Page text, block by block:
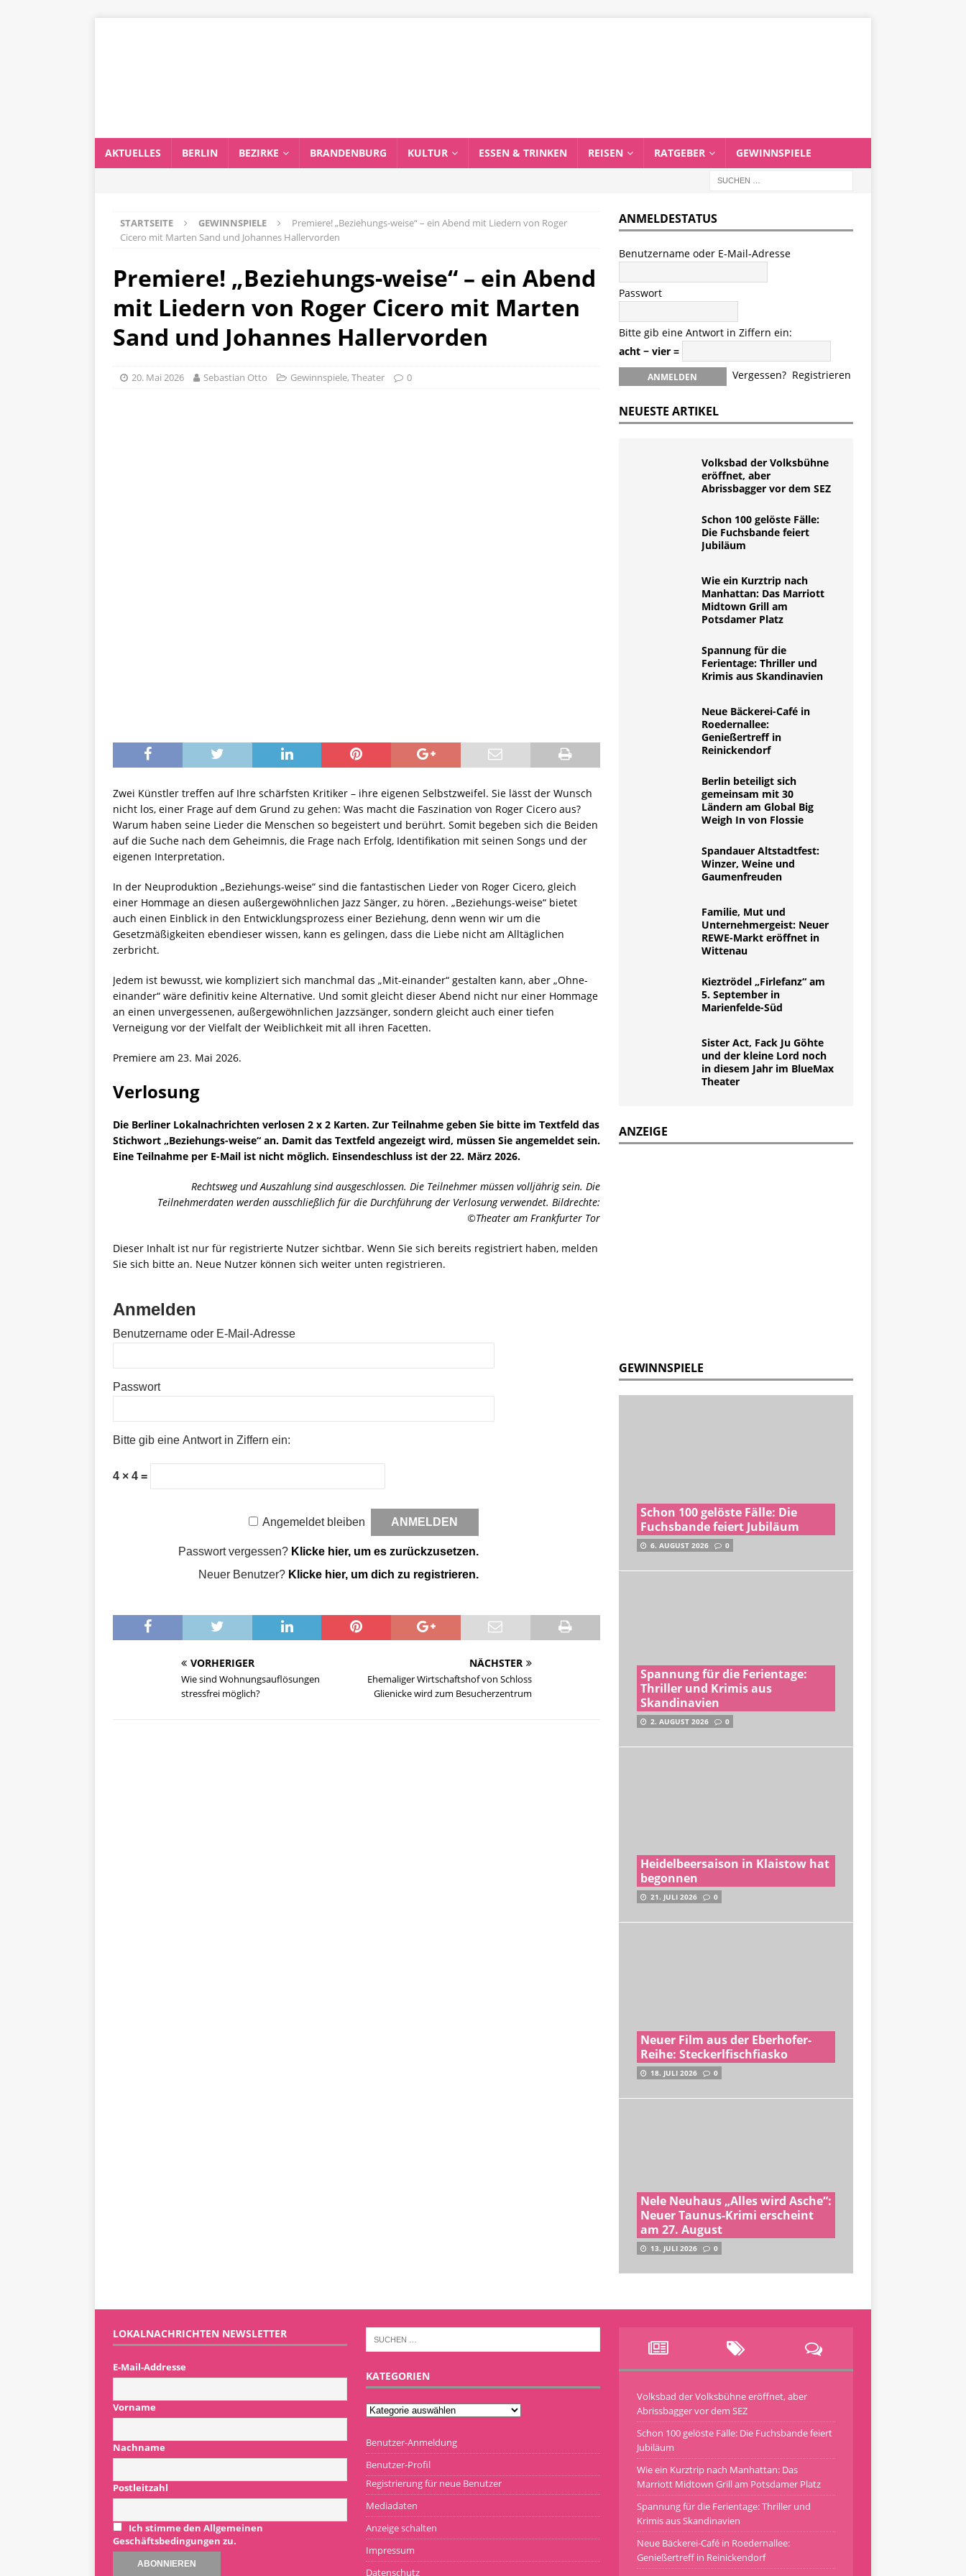
AKTUELLES BERLIN BEZIRKE BRANDENBURG KULTUR ESSEN & TRINKEN REISEN RATGEBER GEWINNSPIELE
STARTSEITE GEWINNSPIELE
Premiere! „Beziehungs-weise“ – ein Abend mit Liedern von Roger
Cicero mit Marten Sand und Johannes Hallervorden
Premiere! „Beziehungs-weise“ – ein Abend
mit Liedern von Roger Cicero mit Marten
Sand und Johannes Hallervorden
20. Mai 2026 Sebastian Otto Gewinnspiele, Theater 0
Zwei Künstler treffen auf Ihre schärfsten Kritiker – ihre eigenen Selbstzweifel. Sie lässt der Wunsch
nicht los, einer Frage auf dem Grund zu gehen: Was macht die Faszination von Roger Cicero aus?
Warum haben seine Lieder die Menschen so begeistert und berührt. Somit begeben sich die Beiden
auf die Suche nach dem Geheimnis, die Frage nach Erfolg, Identifikation mit seinen Songs und der
eigenen Interpretation.
In der Neuproduktion „Beziehungs-weise“ sind die fantastischen Lieder von Roger Cicero, gleich
einer Hommage an diesen außergewöhnlichen Jazz Sänger, zu hören. „Beziehungs-weise“ bietet
auch einen Einblick in den Entwicklungsprozess einer Beziehung, denn wenn wir um die
Gesetzmäßigkeiten ebendieser wissen, kann es gelingen, dass die Liebe nicht am Alltäglichen
zerbricht.
Jedem ist bewusst, wie kompliziert sich manchmal das „Mit-einander“ gestalten kann, aber „Ohne-
einander“ wäre definitiv keine Alternative. Und somit gleicht dieser Abend nicht nur einer Hommage
an einen unvergessenen, außergewöhnlichen Jazzsänger, sondern gleicht auch einer tiefen
Verneigung vor der Vielfalt der Weiblichkeit mit all ihren Facetten.
Premiere am 23. Mai 2026.
Verlosung
Die Berliner Lokalnachrichten verlosen 2 x 2 Karten. Zur Teilnahme geben Sie bitte im Textfeld das
Stichwort „Beziehungs-weise“ an. Damit das Textfeld angezeigt wird, müssen Sie angemeldet sein.
Eine Teilnahme per E-Mail ist nicht möglich. Einsendeschluss ist der 22. März 2026.
Rechtsweg und Auszahlung sind ausgeschlossen. Die Teilnehmer müssen volljährig sein. Die
Teilnehmerdaten werden ausschließlich für die Durchführung der Verlosung verwendet. Bildrechte:
©Theater am Frankfurter Tor
Dieser Inhalt ist nur für registrierte Nutzer sichtbar. Wenn Sie sich bereits registriert haben, melden
Sie sich bitte an. Neue Nutzer können sich weiter unten registrieren.
Anmelden
Benutzername oder E-Mail-Adresse
Passwort
Bitte gib eine Antwort in Ziffern ein:
4 × 4 =
Angemeldet bleiben
Passwort vergessen? Klicke hier, um es zurückzusetzen.
Neuer Benutzer? Klicke hier, um dich zu registrieren.
VORHERIGER
Wie sind Wohnungsauflösungen
stressfrei möglich?
NÄCHSTER
Ehemaliger Wirtschaftshof von Schloss
Glienicke wird zum Besucherzentrum
ANMELDESTATUS
Benutzername oder E-Mail-Adresse
Passwort
Bitte gib eine Antwort in Ziffern ein:
acht − vier =
Vergessen? Registrieren
NEUESTE ARTIKEL
Volksbad der Volksbühne
eröffnet, aber
Abrissbagger vor dem SEZ
Schon 100 gelöste Fälle:
Die Fuchsbande feiert
Jubiläum
Wie ein Kurztrip nach
Manhattan: Das Marriott
Midtown Grill am
Potsdamer Platz
Spannung für die
Ferientage: Thriller und
Krimis aus Skandinavien
Neue Bäckerei-Café in
Roedernallee:
Genießertreff in
Reinickendorf
Berlin beteiligt sich
gemeinsam mit 30
Ländern am Global Big
Weigh In von Flossie
Spandauer Altstadtfest:
Winzer, Weine und
Gaumenfreuden
Familie, Mut und
Unternehmergeist: Neuer
REWE-Markt eröffnet in
Wittenau
Kieztrödel „Firlefanz“ am
5. September in
Marienfelde-Süd
Sister Act, Fack Ju Göhte
und der kleine Lord noch
in diesem Jahr im BlueMax
Theater
ANZEIGE
GEWINNSPIELE
Schon 100 gelöste Fälle: Die
Fuchsbande feiert Jubiläum
6. AUGUST 2026 0
Spannung für die Ferientage:
Thriller und Krimis aus
Skandinavien
2. AUGUST 2026 0
Heidelbeersaison in Klaistow hat
begonnen
21. JULI 2026 0
Neuer Film aus der Eberhofer-
Reihe: Steckerlfischfiasko
18. JULI 2026 0
Nele Neuhaus „Alles wird Asche“:
Neuer Taunus-Krimi erscheint
am 27. August
13. JULI 2026 0
LOKALNACHRICHTEN NEWSLETTER
E-Mail-Addresse
Vorname
Nachname
Postleitzahl
Ich stimme den Allgemeinen
Geschäftsbedingungen zu.
KATEGORIEN
Benutzer-Anmeldung
Benutzer-Profil
Registrierung für neue Benutzer
Mediadaten
Anzeige schalten
Impressum
Datenschutz
Volksbad der Volksbühne eröffnet, aber
Abrissbagger vor dem SEZ
Schon 100 gelöste Fälle: Die Fuchsbande feiert
Jubiläum
Wie ein Kurztrip nach Manhattan: Das
Marriott Midtown Grill am Potsdamer Platz
Spannung für die Ferientage: Thriller und
Krimis aus Skandinavien
Neue Bäckerei-Café in Roedernallee:
Genießertreff in Reinickendorf